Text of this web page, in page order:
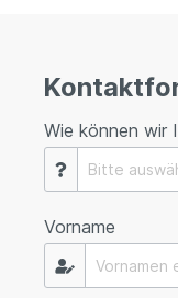
Wie können wir
Vorname